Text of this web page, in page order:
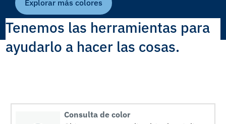
Explorar más colores
Tenemos las herramientas para
ayudarlo a hacer las cosas.
Consulta de color